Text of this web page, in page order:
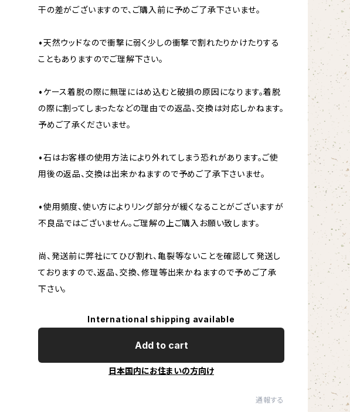
干の差がございますので、ご購入前に予めご了承下さいませ。
•天然ウッドなので衝撃に弱く少しの衝撃で割れたりかけたりする
こともありますのでご理解下さい。
•ケース着脱の際に無理にはめ込むと破損の原因になります。着脱
の際に割ってしまったなどの理由での返品、交換は対応しかねます。
予めご了承くださいませ。
•石はお客様の使用方法により外れてしまう恐れがあります。ご使
用後の返品、交換は出来かねますので予めご了承下さいませ。
•使用頻度、使い方によりリング部分が緩くなることがございますが
不良品ではございません。ご理解の上ご購入お願い致します。
尚、発送前に弊社にてひび割れ、亀裂等ないことを確認して発送し
ておりますので、返品、交換、修理等出来かねますので予めご了承
下さい。
International shipping available
Add to cart
日本国内にお住まいの方向け
通報する